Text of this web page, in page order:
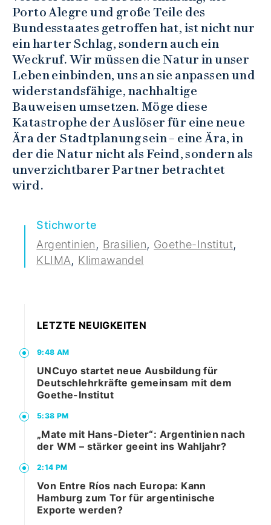
Porto Alegre und große Teile des
Bundesstaates getroffen hat, ist nicht nur
ein harter Schlag, sondern auch ein
Weckruf. Wir müssen die Natur in unser
Leben einbinden, uns an sie anpassen und
widerstandsfähige, nachhaltige
Bauweisen umsetzen. Möge diese
Katastrophe der Auslöser für eine neue
Ära der Stadtplanung sein – eine Ära, in
der die Natur nicht als Feind, sondern als
unverzichtbarer Partner betrachtet
wird.
Stichworte
Argentinien, Brasilien, Goethe-Institut,
KLIMA, Klimawandel
LETZTE NEUIGKEITEN
9:48 AM
UNCuyo startet neue Ausbildung für
Deutschlehrkräfte gemeinsam mit dem
Goethe-Institut
5:38 PM
„Mate mit Hans-Dieter“: Argentinien nach
der WM – stärker geeint ins Wahljahr?
2:14 PM
Von Entre Ríos nach Europa: Kann
Hamburg zum Tor für argentinische
Exporte werden?